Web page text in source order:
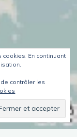
En continuant
contrôler les